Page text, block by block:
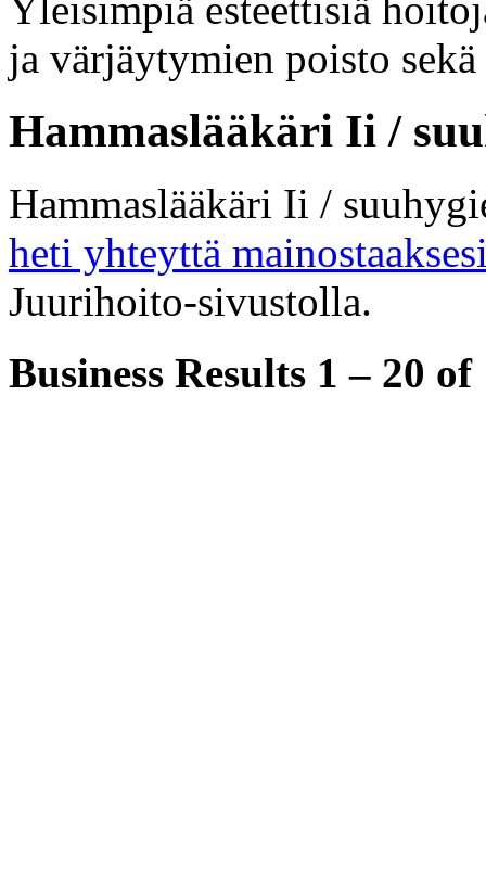
ja värjäytymien poisto
Hammaslääkäri Ii /
Hammaslääkäri Ii /
heti yhteyttä
Juurihoito-sivustolla.
Business Results 1 – 20 of